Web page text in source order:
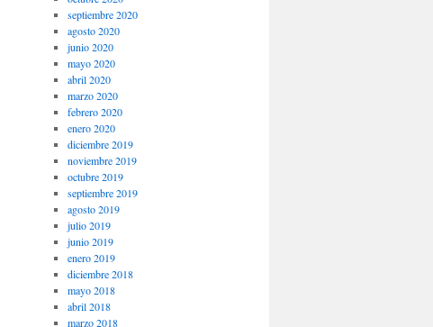
septiembre 2020
agosto 2020
junio 2020
mayo 2020
abril 2020
marzo 2020
febrero 2020
enero 2020
diciembre 2019
noviembre 2019
octubre 2019
septiembre 2019
agosto 2019
julio 2019
junio 2019
enero 2019
diciembre 2018
mayo 2018
abril 2018
marzo 2018